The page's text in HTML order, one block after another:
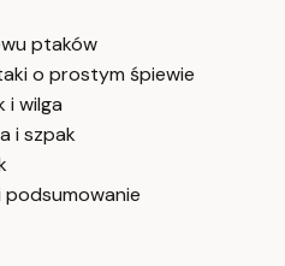
ptaków
o prostym śpiewie
i wilga
i szpak
podsumowanie